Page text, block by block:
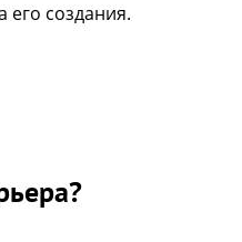
его создания.